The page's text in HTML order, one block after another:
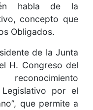
habla de la
concepto que
Obligados.
de la Junta
H. Congreso del
por el
que permite a